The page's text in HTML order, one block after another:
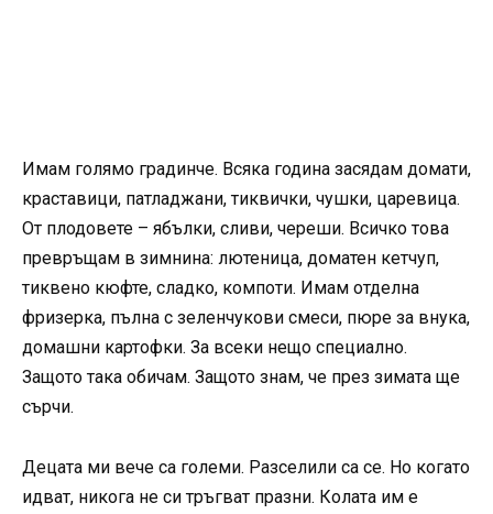
Имам голямо градинче. Всяка година засядам домати,
краставици, патладжани, тиквички, чушки, царевица.
От плодовете – ябълки, сливи, череши. Всичко това
превръщам в зимнина: лютеница, доматен кетчуп,
тиквено кюфте, сладко, компоти. Имам отделна
фризерка, пълна с зеленчукови смеси, пюре за внука,
домашни картофки. За всеки нещо специално.
Защото така обичам. Защото знам, че през зимата ще
сърчи.
Децата ми вече са големи. Разселили са се. Но когато
идват, никога не си тръгват празни. Колата им е